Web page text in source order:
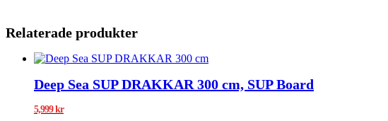
Relaterade produkter
Deep Sea SUP DRAKKAR 300 cm, SUP Board
5,999kr